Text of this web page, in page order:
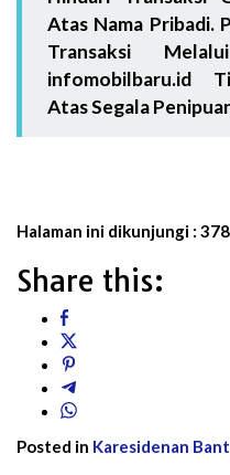
Atas Nama Pribadi.
Transaksi
infomobilbaru.id
Atas Segala
Halaman ini dikunjungi : 378
Share this:
Posted in Karesidenan